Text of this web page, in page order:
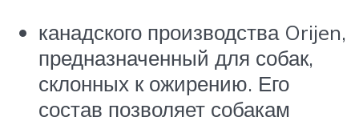
канадского производства Orijen,
предназначенный для собак,
склонных к ожирению. Его
состав позволяет собакам